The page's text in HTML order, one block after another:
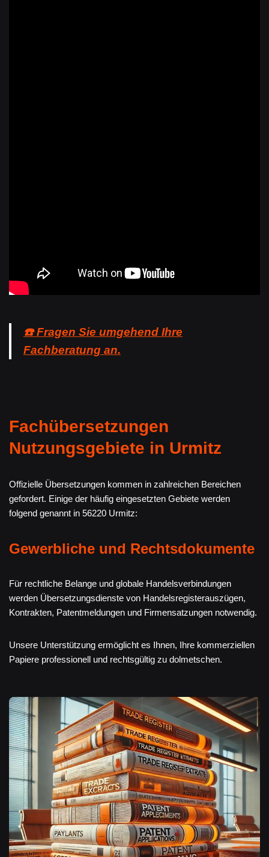
☎️ Fragen Sie umgehend Ihre
Fachberatung an.
Fachübersetzungen
Nutzungsgebiete in Urmitz
Offizielle Übersetzungen kommen in zahlreichen Bereichen
gefordert. Einige der häufig eingesetzten Gebiete werden
folgend genannt in 56220 Urmitz:
Gewerbliche und Rechtsdokumente
Für rechtliche Belange und globale Handelsverbindungen
werden Übersetzungsdienste von Handelsregisterauszügen,
Kontrakten, Patentmeldungen und Firmensatzungen notwendig.
Unsere Unterstützung ermöglicht es Ihnen, Ihre kommerziellen
Papiere professionell und rechtsgültig zu dolmetschen.